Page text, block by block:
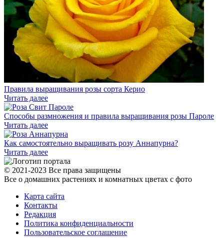
Правила выращивания розы сорта Керио
Читать далее
Способы размножения и правила выращивания розы Пароле
Читать далее
Как самостоятельно выращивать розу Аннапурна?
Читать далее
© 2021-2023 Все права защищены
Все о домашних растениях и комнатных цветах с фото
Карта сайта
Контакты
Редакция
Политика конфиденциальности
Пользовательское соглашение